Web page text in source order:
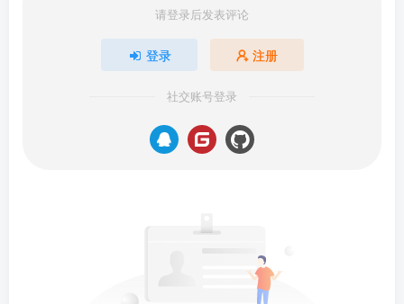
请登录后发表评论
登录 注册
社交账号登录